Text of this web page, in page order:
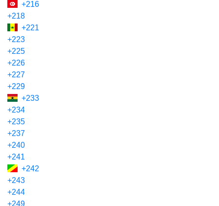
+216
+218
+221
+223
+225
+226
+227
+229
+233
+234
+235
+237
+240
+241
+242
+243
+244
+249